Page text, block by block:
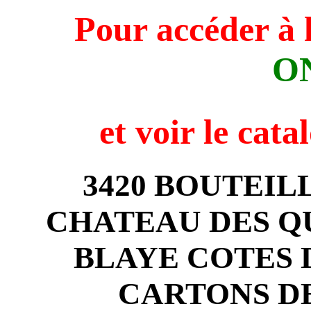
Pour accéder
et voir le
3420
CHATEAU DES
BLAYE COTES
CARTONS